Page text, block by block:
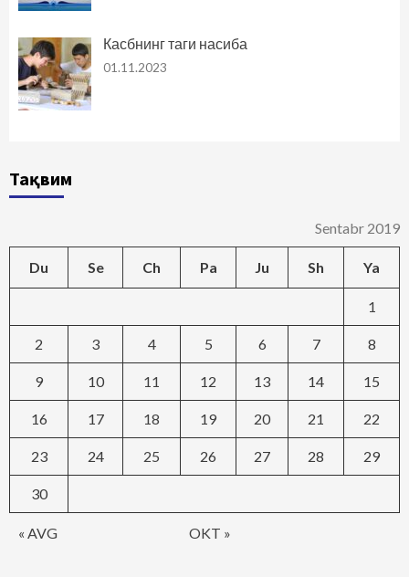
Касбнинг таги насиба
01.11.2023
Тақвим
Sentabr 2019
Du Se Ch Pa Ju Sh Ya
« AVG OKT »
1
2 3 4 5 6 7 8
9 10 11 12 13 14 15
16 17 18 19 20 21 22
23 24 25 26 27 28 29
30